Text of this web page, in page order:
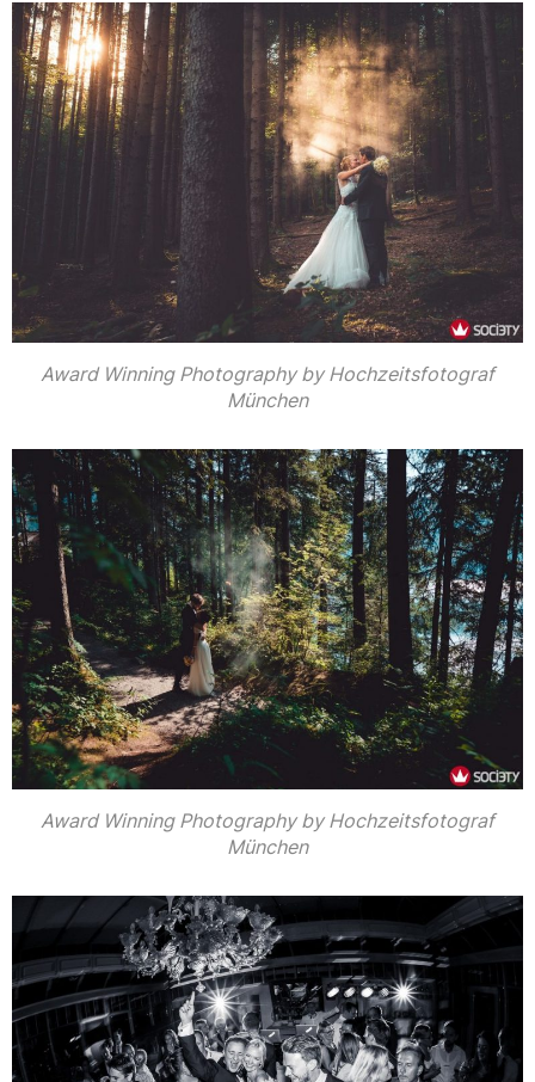
Award Winning Photography by Hochzeitsfotograf
München
Award Winning Photography by Hochzeitsfotograf
München